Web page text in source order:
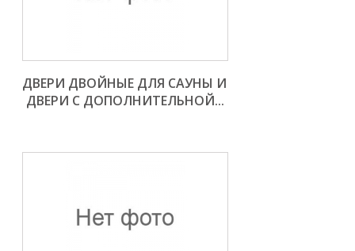
ДВЕРИ ДВОЙНЫЕ ДЛЯ САУНЫ И
ДВЕРИ С ДОПОЛНИТЕЛЬНОЙ...